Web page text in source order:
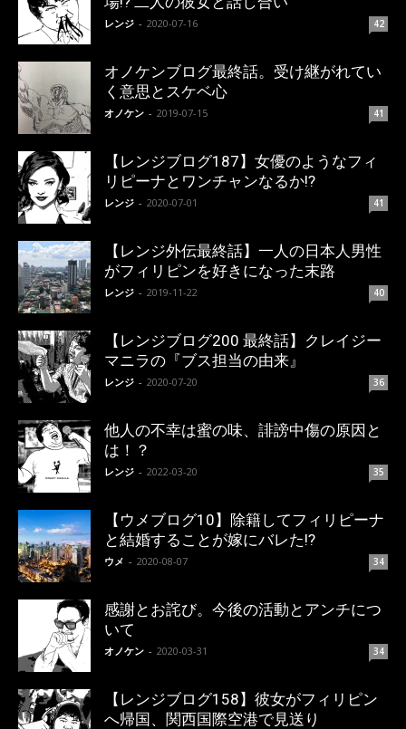
レンジ - 2020-07-16 42
オノケンブログ最終話。受け継がれてい
く意思とスケベ心
オノケン - 2019-07-15 41
【レンジブログ187】女優のようなフィ
リピーナとワンチャンなるか!?
レンジ - 2020-07-01 41
【レンジ外伝最終話】一人の日本人男性
がフィリピンを好きになった末路
レンジ - 2019-11-22 40
【レンジブログ200 最終話】クレイジー
マニラの『ブス担当の由来』
レンジ - 2020-07-20 36
他人の不幸は蜜の味、誹謗中傷の原因と
は！？
レンジ - 2022-03-20 35
【ウメブログ10】除籍してフィリピーナ
と結婚することが嫁にバレた!?
ウメ - 2020-08-07 34
感謝とお詫び。今後の活動とアンチにつ
いて
オノケン - 2020-03-31 34
【レンジブログ158】彼女がフィリピン
へ帰国、関西国際空港で見送り